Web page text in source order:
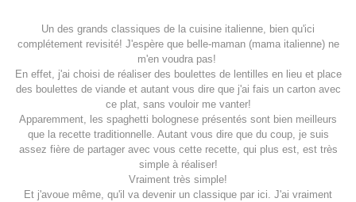
Un des grands classiques de la cuisine italienne, bien qu'ici
complétement revisité! J'espère que belle-maman (mama italienne) ne
m'en voudra pas!
En effet, j'ai choisi de réaliser des boulettes de lentilles en lieu et place
des boulettes de viande et autant vous dire que j'ai fais un carton avec
ce plat, sans vouloir me vanter!
Apparemment, les spaghetti bolognese présentés sont bien meilleurs
que la recette traditionnelle. Autant vous dire que du coup, je suis
assez fière de partager avec vous cette recette, qui plus est, est très
simple à réaliser!
Vraiment très simple!
Et j'avoue même, qu'il va devenir un classique par ici. J'ai vraiment